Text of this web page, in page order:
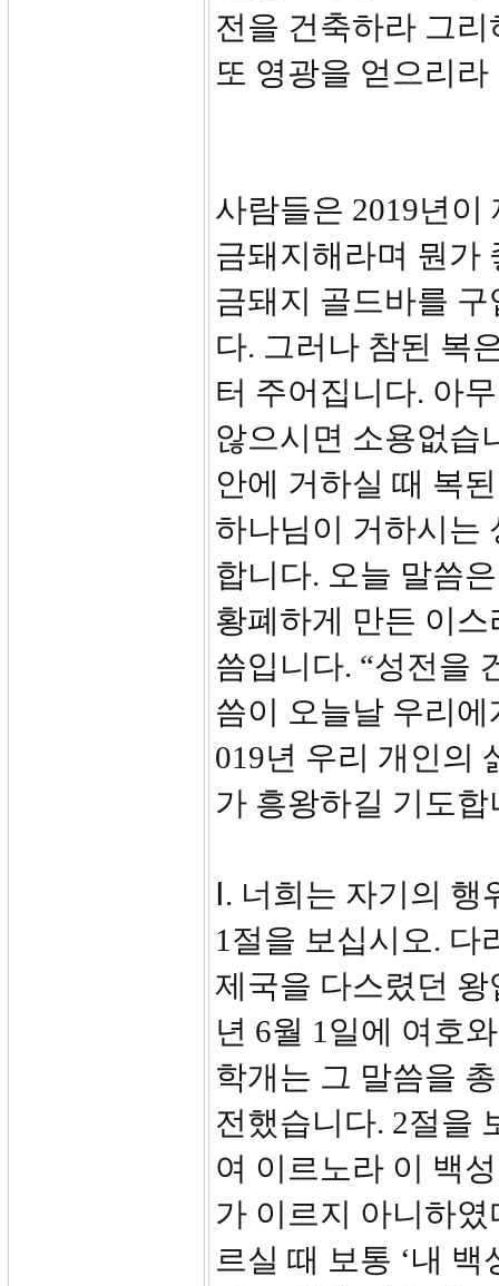
전을 건축하라 그
또 영광을 얻으리
사람들은 2019년이
금돼지해라며 뭔가
금돼지 골드바를
다. 그러나 참된 복
터 주어집니다. 아
않으시면 소용없습
안에 거하실 때 복
하나님이 거하시는
합니다. 오늘 말씀
황폐하게 만든 이
씀입니다. “성전을
씀이 오늘날 우리
019년 우리 개인의
가 흥왕하길 기도합
Ⅰ. 너희는 자기의
1절을 보십시오. 다
제국을 다스렸던 왕
년 6월 1일에 여호
학개는 그 말씀을
전했습니다. 2절을
여 이르노라 이 백
가 이르지 아니하
르실 때 보통 ‘내 백